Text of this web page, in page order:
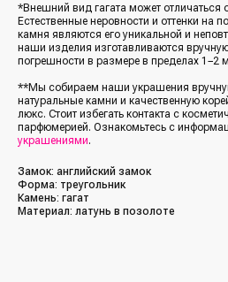
*Внешний вид гагата может отличаться
Естественные неровности и оттенки на
камня являются его уникальной и
наши изделия изготавливаются
погрешности в размере в пределах 1−2
**Мы собираем наши украшения
натуральные камни и качественную
люкс. Стоит избегать контакта с
парфюмерией. Ознакомьтесь с
украшениями.
Замок: английский замок
Форма: треугольник
Камень: гагат
Материал: латунь в позолоте